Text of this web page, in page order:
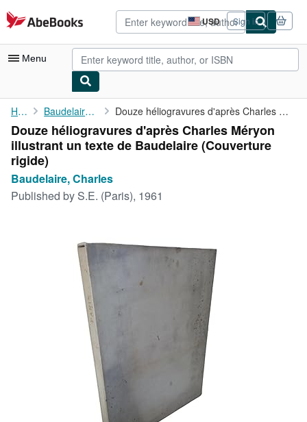
Skip to main content
AbeBooks.com USD
Site
shopping
preferences
Sign in
Menu
My Account
My Purchases
Advanced Search
Browse Collections
Home Baudelaire, Charles Douze héliogravures d'après Charles Méryon illustrant un texte ...
Douze héliogravures d'après Charles Méryon
illustrant un texte de Baudelaire (Couverture
rigide)
Baudelaire, Charles
Published by S.E. (Paris), 1961